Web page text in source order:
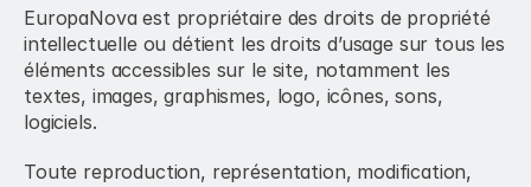
EuropaNova est propriétaire des droits de propriété
intellectuelle ou détient les droits d’usage sur tous les
éléments accessibles sur le site, notamment les
textes, images, graphismes, logo, icônes, sons,
logiciels.
Toute reproduction, représentation, modification,